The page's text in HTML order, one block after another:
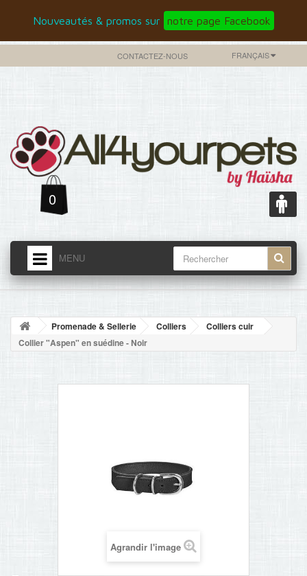
Nouveautés & promos sur notre page Facebook
FRANÇAIS
CONTACTEZ-NOUS
0
MENU
ACCUEIL
NOUVELLES
ACCUEIL
Promenade & Sellerie Colliers
Colliers cuir
Collier "Aspen" en suédine - Noir
Agrandir l'image